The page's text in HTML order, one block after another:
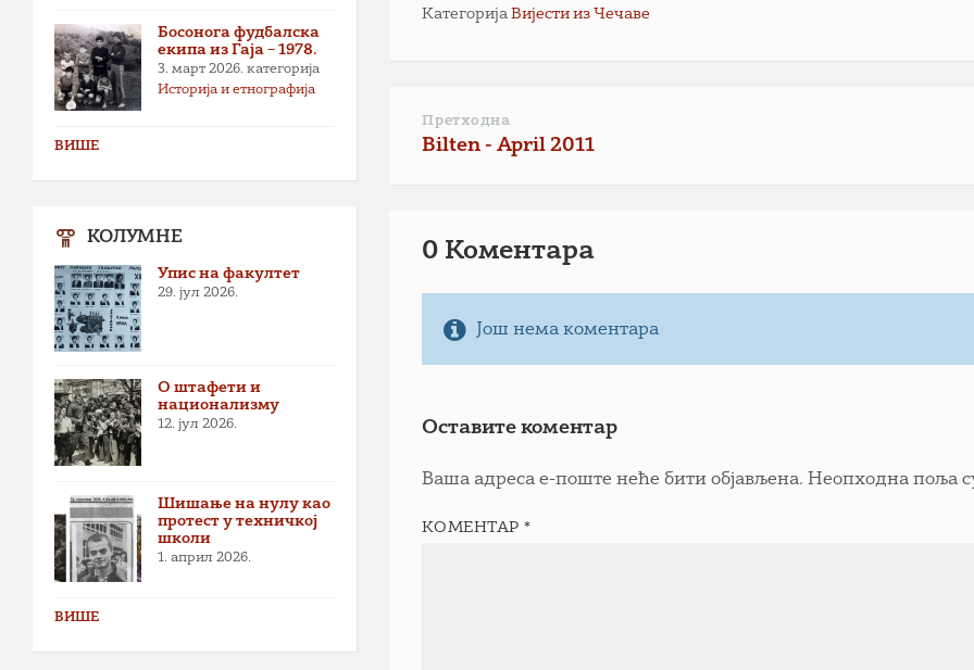
КатегоријаВијести из Чечаве
Претходна
Bilten - April 2011
0 Коментарa
Још нема коментара
Оставите коментар
Ваша адреса е-поште неће бити објављена. Неопходна поља
КОМЕНТАР *
Босонога фудбалска
екипа из Гаја – 1978.
3. март 2026. категорија
Историја и етнографија
ВИШЕ
КОЛУМНЕ
Упис на факултет
29. јул 2026.
О штафети и
национализму
12. јул 2026.
Шишање на нулу као
протест у техничкој
школи
1. април 2026.
ВИШЕ